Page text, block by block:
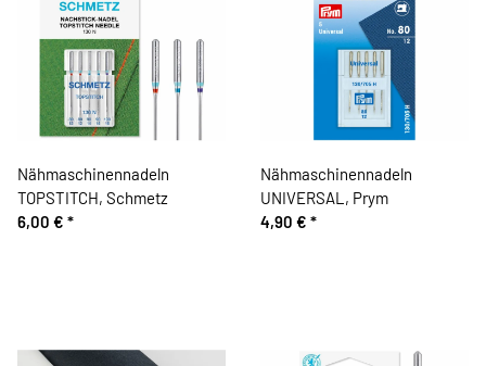
Nähmaschinennadeln
TOPSTITCH, Schmetz
6,00 € *
Nähmaschinennadeln
UNIVERSAL, Prym
4,90 € *